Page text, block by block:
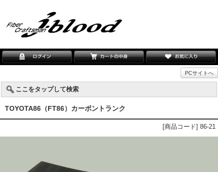
PCサイトへ
ここをタップして検索
TOYOTA86（FT86）カーボントランク
[商品コード] 86-21